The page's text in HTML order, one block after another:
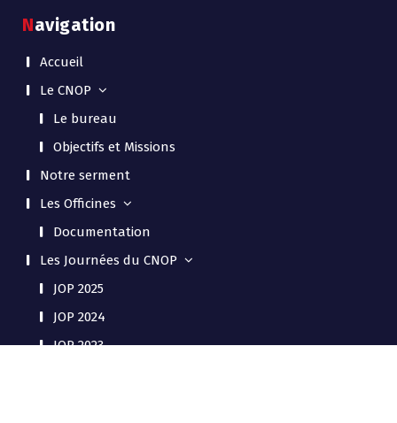
Navigation
Accueil
Le CNOP
Le bureau
Objectifs et Missions
Notre serment
Les Officines
Documentation
Les Journées du CNOP
JOP 2025
JOP 2024
JOP 2023